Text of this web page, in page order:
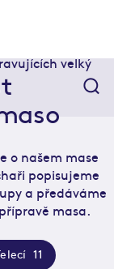
o našem mase
popisujeme
a předáváme
masa.
11